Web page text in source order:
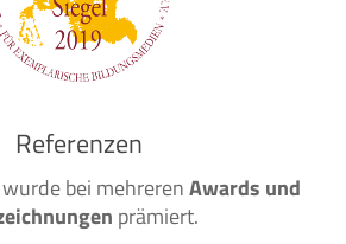
Referenzen
bei mehrerenAwards und
prämiert.